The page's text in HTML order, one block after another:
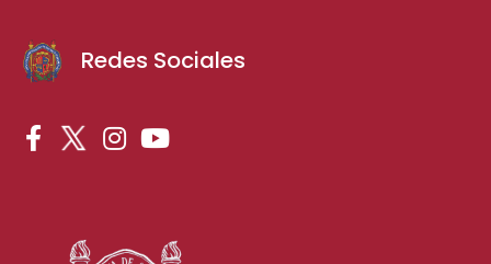
Redes Sociales